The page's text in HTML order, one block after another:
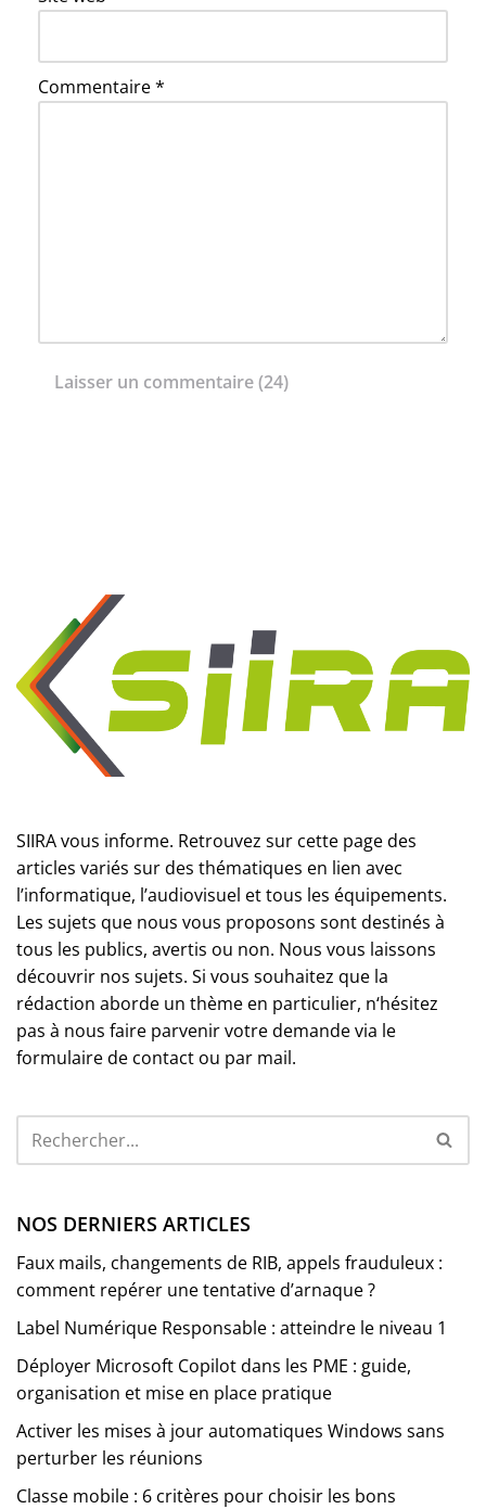
Commentaire*
SIIRA vous informe. Retrouvez sur cette page des
articles variés sur des thématiques en lien avec
l’informatique, l’audiovisuel et tous les équipements.
Les sujets que nous vous proposons sont destinés à
tous les publics, avertis ou non. Nous vous laissons
découvrir nos sujets. Si vous souhaitez que la
rédaction aborde un thème en particulier, n‘hésitez
pas à nous faire parvenir votre demande via le
formulaire de contact ou par mail.
NOS DERNIERS ARTICLES
Faux mails, changements de RIB, appels frauduleux :
comment repérer une tentative d’arnaque ?
Label Numérique Responsable : atteindre le niveau 1
Déployer Microsoft Copilot dans les PME : guide,
organisation et mise en place pratique
Activer les mises à jour automatiques Windows sans
perturber les réunions
Classe mobile : 6 critères pour choisir les bons